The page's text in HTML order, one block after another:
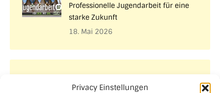
Privacy Einstellungen
Professionelle Jugendarbeit für eine
starke Zukunft
18. Mai 2026
Aktuelle Projekte